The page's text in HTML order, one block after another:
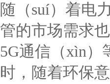
随（suí）着电
管的市场需求
5G通信（xìn）
时，随着环保